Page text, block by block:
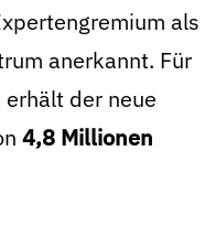
als
anerkannt. Für
der neue
4,8 Millionen